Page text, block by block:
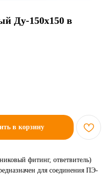
Ду-150х150 в
в корзину
фитинг, ответвитель)
для соединения ПЭ-